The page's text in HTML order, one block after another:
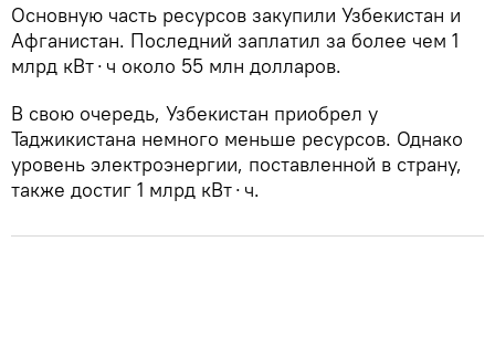
Основную часть ресурсов закупили Узбекистан и
Афганистан. Последний заплатил за более чем 1
млрд кВт⋅ч около 55 млн долларов.
В свою очередь, Узбекистан приобрел у
Таджикистана немного меньше ресурсов. Однако
уровень электроэнергии, поставленной в страну,
также достиг 1 млрд кВт⋅ч.